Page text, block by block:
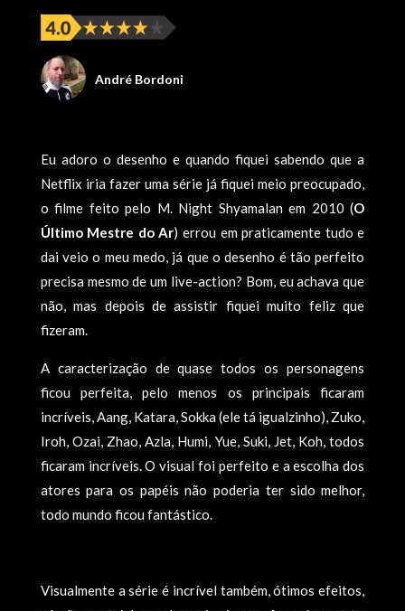
André Bordoni
Eu adoro o desenho e quando fiquei sabendo que a
Netflix iria fazer uma série já fiquei meio preocupado,
o filme feito pelo M. Night Shyamalan em 2010 (O
Último Mestre do Ar) errou em praticamente tudo e
dai veio o meu medo, já que o desenho é tão perfeito
precisa mesmo de um live-action? Bom, eu achava que
não, mas depois de assistir fiquei muito feliz que
fizeram.
A caracterização de quase todos os personagens
ficou perfeita, pelo menos os principais ficaram
incríveis, Aang, Katara, Sokka (ele tá igualzinho), Zuko,
Iroh, Ozai, Zhao, Azla, Humi, Yue, Suki, Jet, Koh, todos
ficaram incríveis. O visual foi perfeito e a escolha dos
atores para os papéis não poderia ter sido melhor,
todo mundo ficou fantástico.
Visualmente a série é incrível também, ótimos efeitos,